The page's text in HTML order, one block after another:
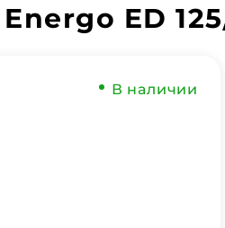
ED
В наличии